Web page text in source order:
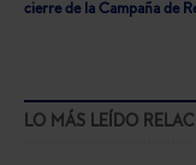
cierre de la Campaña de
LO MÁS LEÍDO